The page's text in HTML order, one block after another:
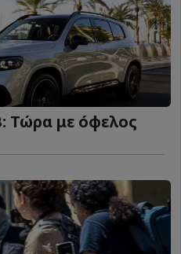
Τώρα με όφελος